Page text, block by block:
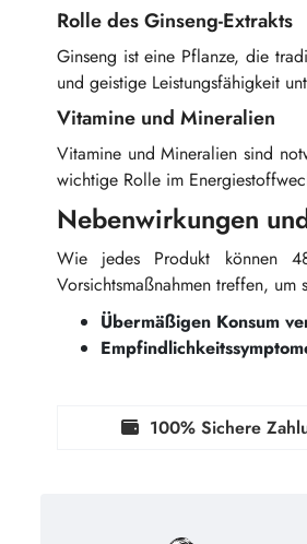
Rolle des Ginseng-Extrakts
Ginseng ist eine Pflanze, die
und geistige Leistungsfähigkeit
Vitamine und Mineralien
Vitamine und Mineralien sind
wichtige Rolle im
Nebenwirkungen
Wie jedes Produkt können
Vorsichtsmaßnahmen treffen, um
Übermäßigen Konsum
100% Sichere